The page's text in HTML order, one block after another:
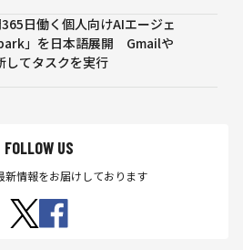
日働く個人向けAIエージェ
」を日本語展開 Gmailや
してタスクを実行
FOLLOW US
新情報をお届けしております